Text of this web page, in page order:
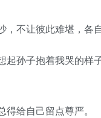
不让彼此难堪，各自
孙子抱着我哭的样
给自己留点尊严。